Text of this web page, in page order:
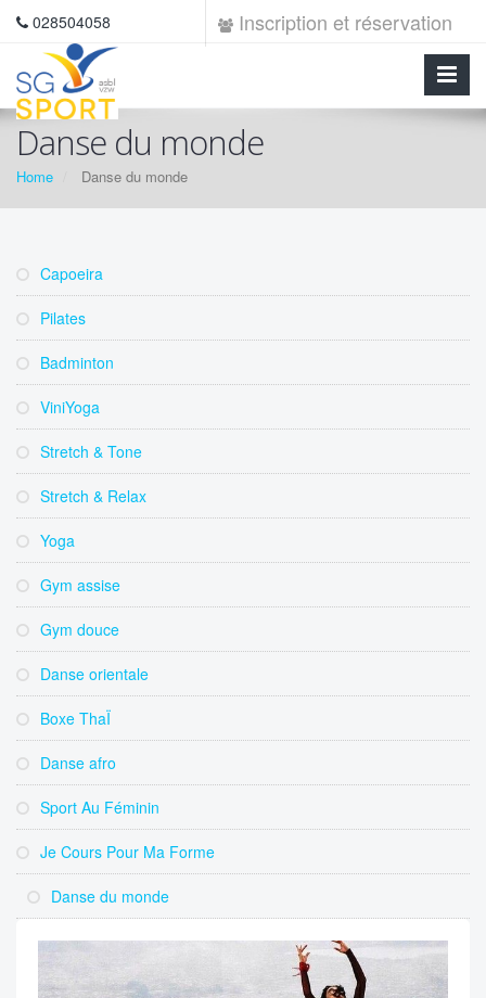
028504058 Inscription et réservation
Danse du monde
Home Danse du monde
Capoeira
Pilates
Badminton
ViniYoga
Stretch & Tone
Stretch & Relax
Yoga
Gym assise
Gym douce
Danse orientale
Boxe ThaÏ
Danse afro
Sport Au Féminin
Je Cours Pour Ma Forme
Danse du monde